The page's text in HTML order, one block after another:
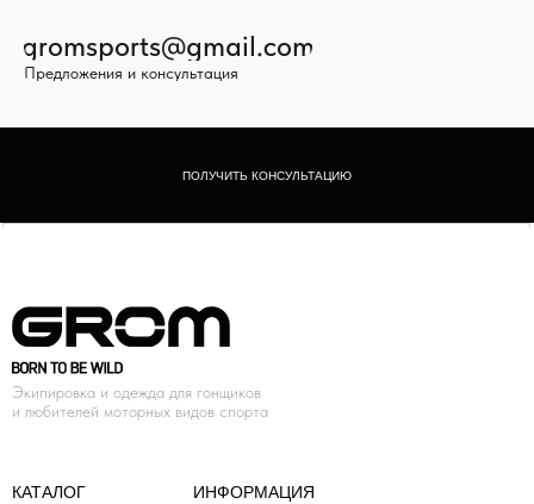
gromsports@gmail.com
Предложения и консультация
ПОЛУЧИТЬ КОНСУЛЬТАЦИЮ
КАТАЛОГ ИНФОРМАЦИЯ
Экипировка и одежда для гонщиков
и любителей моторных видов спорта